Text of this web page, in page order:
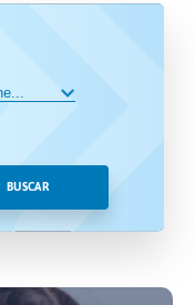
BUSCAR